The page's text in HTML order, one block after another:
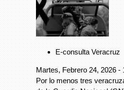
E-consulta Veracruz
Martes, Febrero 24, 2026 -
Por lo menos tres